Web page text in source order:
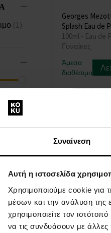
Συναίνεση
Αυτή η ιστοσελίδα
Χρησιμοποιούμε cookie για
μέσων και την ανάλυση της
χρησιμοποιείτε τον
να τις συνδυάσουν με
(1)
Georges
Splash Eau de
100ml - Eau de
Γυναίκες
Άμεσα
διαθέσιμο
47,00 €